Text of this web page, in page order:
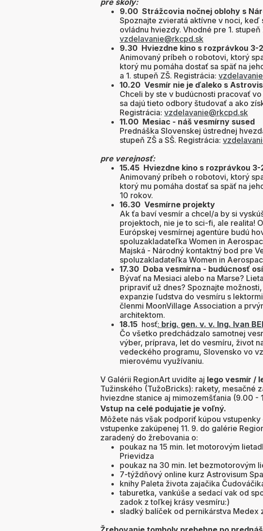
pre školy:
9.00 Strážcovia nočnej oblohy s
Spoznajte zvieratá aktívne v noci, keď
ovládnu hviezdy. Vhodné pre 1. stupeň
vzdelavanie@rkcpd.sk
9.30 Hviezdne kino s rozprávkou 3-
Animovaný príbeh o robotovi, ktorý
ktorý mu pomáha dostať sa späť na
a 1. stupeň ZŠ. Registrácia:
10.20 Vesmír nie je ďaleko s
Chceli by ste v budúcnosti pracovať
sa dajú tieto odbory študovať a ako
Registrácia: vzdelavanie@rkcpd.sk
11.00 Mesiac - náš vesmírny sused
Prednáška Slovenskej ústrednej
stupeň ZŠ a SŠ. Registrácia:
pre verejnosť:
15.45 Hviezdne kino s rozprávkou 3-
Animovaný príbeh o robotovi, ktorý
ktorý mu pomáha dostať sa späť na
10 rokov.
16.30 Vesmírne projekty
Ak ťa baví vesmír a chcel/a by si
projektoch, nie je to sci-fi, ale realita!
Európskej vesmírnej agentúre budú
spoluzakladateľka Women in
Majská - Národný kontaktný bod pre
spoluzakladateľka Women in
17.30 Doba vesmírna - budúcnosť
Bývať na Mesiaci alebo na Marse?
pripraviť už dnes? Spoznajte
expanzie ľudstva do vesmíru s
členmi MoonVillage Association a
architektom.
18.15 hosť: brig. gen. v. v. Ing. Ivan
Čo všetko predchádzalo samotnej
výber, príprava, let do vesmíru, život
vedeckého programu, Slovensko vo
mierovému využívaniu.
V Galérii RegionArt uvidíte aj lego vesmír /
Tužinského (TužoBricks): rakety, mesačné
hviezdne stanice aj mimozemšťania (9.00 -
Vstup na celé podujatie je voľný.
Môžete nás však podporiť kúpou
vstupenke zakúpenej 11. 9. do galérie
zaradený do žrebovania o:
poukaz na 15 min. let motorovým
Prievidza
poukaz na 30 min. let bezmotorovým
7-týždňový online kurz Astrovisum
knihy Paleta života zajačika
taburetka, vankúše a sedací vak od
zadok z toľkej krásy vesmíru:)
sladký balíček od pernikárstva Medex